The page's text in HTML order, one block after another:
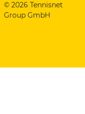
© 2026 Tennisnet
Group GmbH